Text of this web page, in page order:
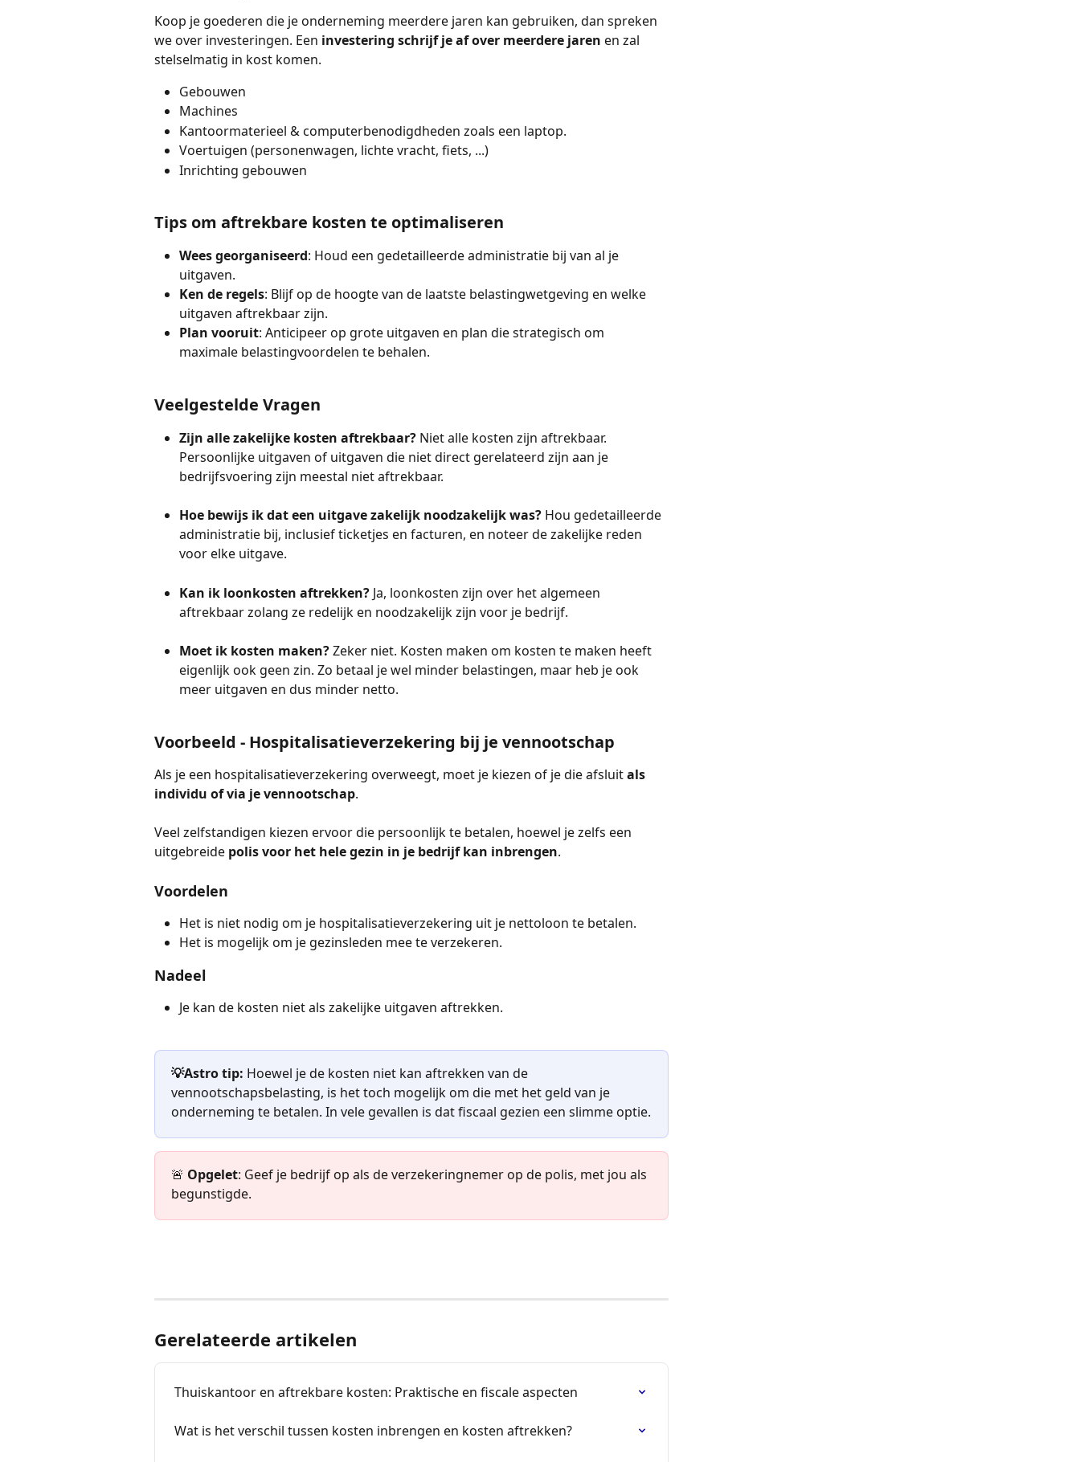
Koop je goederen die je onderneming meerdere jaren kan gebruiken, dan spreken
we over investeringen. Een investering schrijf je af over meerdere jaren en zal
stelselmatig in kost komen.
Gebouwen
Machines
Kantoormaterieel & computerbenodigdheden zoals een laptop.
Voertuigen (personenwagen, lichte vracht, fiets, ...)
Inrichting gebouwen
Tips om aftrekbare kosten te optimaliseren
Wees georganiseerd: Houd een gedetailleerde administratie bij van al je
uitgaven.
Ken de regels: Blijf op de hoogte van de laatste belastingwetgeving en welke
uitgaven aftrekbaar zijn.
Plan vooruit: Anticipeer op grote uitgaven en plan die strategisch om
maximale belastingvoordelen te behalen.
Veelgestelde Vragen
Zijn alle zakelijke kosten aftrekbaar? Niet alle kosten zijn aftrekbaar.
Persoonlijke uitgaven of uitgaven die niet direct gerelateerd zijn aan je
bedrijfsvoering zijn meestal niet aftrekbaar.
Hoe bewijs ik dat een uitgave zakelijk noodzakelijk was? Hou gedetailleerde
administratie bij, inclusief ticketjes en facturen, en noteer de zakelijke reden
voor elke uitgave.
Kan ik loonkosten aftrekken? Ja, loonkosten zijn over het algemeen
aftrekbaar zolang ze redelijk en noodzakelijk zijn voor je bedrijf.
Moet ik kosten maken? Zeker niet. Kosten maken om kosten te maken heeft
eigenlijk ook geen zin. Zo betaal je wel minder belastingen, maar heb je ook
meer uitgaven en dus minder netto.
Voorbeeld - Hospitalisatieverzekering bij je vennootschap
Als je een hospitalisatieverzekering overweegt, moet je kiezen of je die afsluit als
individu of via je vennootschap.
Veel zelfstandigen kiezen ervoor die persoonlijk te betalen, hoewel je zelfs een
uitgebreide polis voor het hele gezin in je bedrijf kan inbrengen.
Voordelen
Het is niet nodig om je hospitalisatieverzekering uit je nettoloon te betalen.
Het is mogelijk om je gezinsleden mee te verzekeren.
Nadeel
Je kan de kosten niet als zakelijke uitgaven aftrekken.
💡Astro tip: Hoewel je de kosten niet kan aftrekken van de
vennootschapsbelasting, is het toch mogelijk om die met het geld van je
onderneming te betalen. In vele gevallen is dat fiscaal gezien een slimme optie.
🚨 Opgelet: Geef je bedrijf op als de verzekeringnemer op de polis, met jou als
begunstigde.
Gerelateerde artikelen
Thuiskantoor en aftrekbare kosten: Praktische en fiscale aspecten
Wat is het verschil tussen kosten inbrengen en kosten aftrekken?